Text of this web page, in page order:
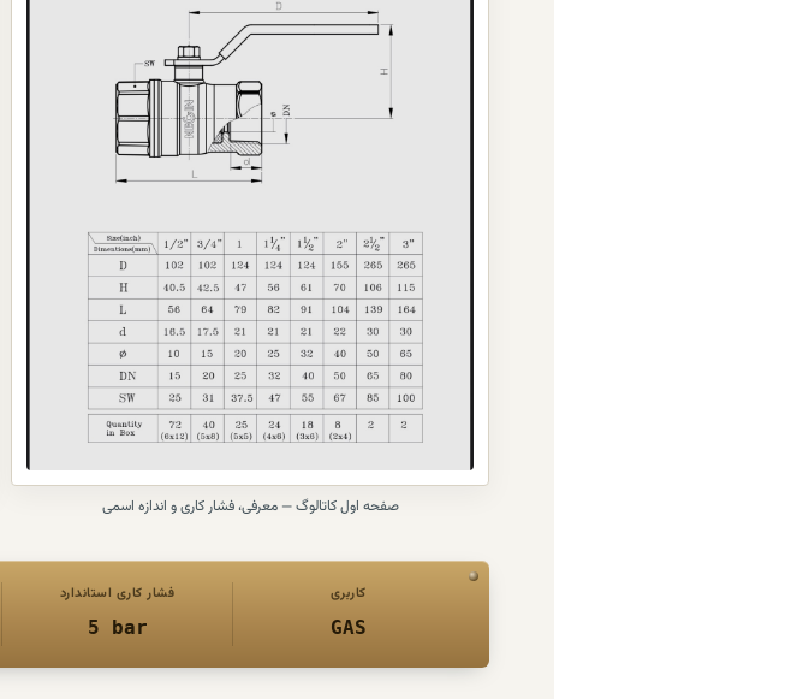
آب‌بندی این شیر
چگونه انجام
عملکرد شیر چگونه
سایزهای موجود
آیا این شیر
قابل تعمیر
است؟:
مهم‌ترین مزیت
شیر گازی نگین
شیر چیست؟
صفحه اول کاتالوگ — معرفی، فشار کاری و اندازه اسمی
کاربری
GAS
فشار کاری استاندارد
5 bar